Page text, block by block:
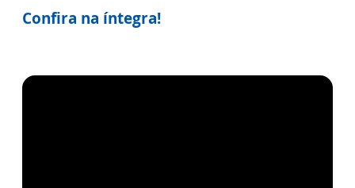
Confira na íntegra!